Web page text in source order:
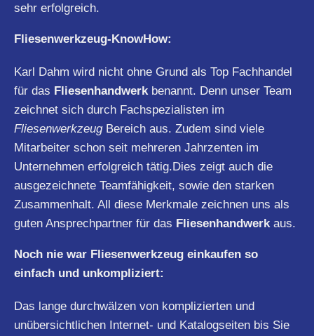
sehr erfolgreich.
Fliesenwerkzeug-KnowHow:
Karl Dahm wird nicht ohne Grund als Top Fachhandel
für das Fliesenhandwerk benannt. Denn unser Team
zeichnet sich durch Fachspezialisten im
FliesenwerkzeugBereich aus. Zudem sind viele
Mitarbeiter schon seit mehreren Jahrzenten im
Unternehmen erfolgreich tätig.Dies zeigt auch die
ausgezeichnete Teamfähigkeit, sowie den starken
Zusammenhalt. All diese Merkmale zeichnen uns als
guten Ansprechpartner für das Fliesenhandwerk aus.
Noch nie war Fliesenwerkzeug einkaufen so
einfach und unkompliziert:
Das lange durchwälzen von komplizierten und
unübersichtlichen Internet- und Katalogseiten bis Sie